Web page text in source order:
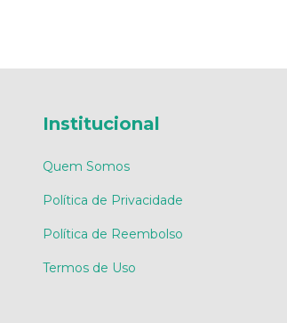
Institucional
Quem Somos
Política de Privacidade
Política de Reembolso
Termos de Uso